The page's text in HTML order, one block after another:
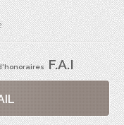
F.A.I